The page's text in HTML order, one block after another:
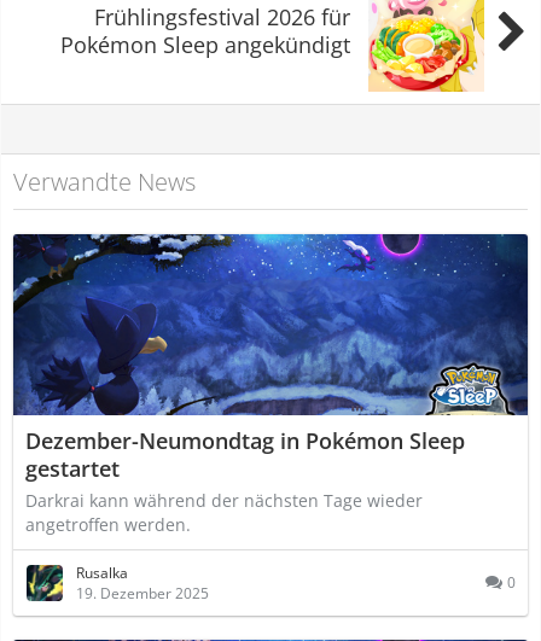
Frühlingsfestival 2026 für
Pokémon Sleep angekündigt
Verwandte News
Dezember-Neumondtag in Pokémon Sleep
gestartet
Darkrai kann während der nächsten Tage wieder
angetroffen werden.
Rusalka
19. Dezember 2025
0